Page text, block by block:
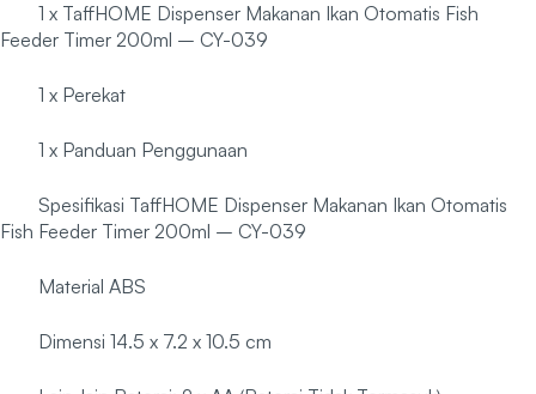
1 x TaffHOME Dispenser Makanan Ikan Otomatis Fish
Feeder Timer 200ml – CY-039
1 x Perekat
1 x Panduan Penggunaan
Spesifikasi TaffHOME Dispenser Makanan Ikan Otomatis
Fish Feeder Timer 200ml – CY-039
Material ABS
Dimensi 14.5 x 7.2 x 10.5 cm